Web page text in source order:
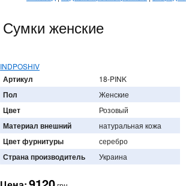
Сумки женские
INDPOSHIV
Артикул 18-PINK
Пол Женские
Цвет Розовый
Материал внешний натуральная кожа
Цвет фурнитуры серебро
Страна производитель Украина